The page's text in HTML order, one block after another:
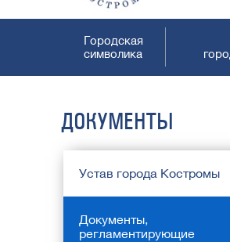
Городская
символика
ДОКУМЕНТЫ
Устав города Костромы
Документы,
регламентирующие